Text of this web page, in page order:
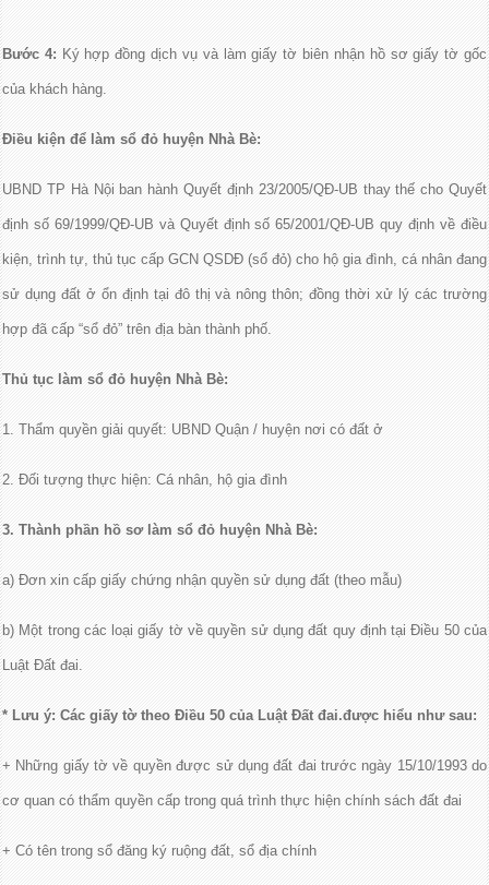
Bước 4:Ký hợp đồng dịch vụ và làm giấy tờ biên nhận hồ sơ giấy tờ gốc
của khách hàng.
Điều kiện để làm sổ đỏ huyện Nhà Bè:
UBND TP Hà Nội ban hành Quyết định 23/2005/QĐ-UB thay thế cho Quyết
định số 69/1999/QĐ-UB và Quyết định số 65/2001/QĐ-UB quy định về điều
kiện, trình tự, thủ tục cấp GCN QSDĐ (sổ đỏ) cho hộ gia đình, cá nhân đang
sử dụng đất ở ổn định tại đô thị và nông thôn; đồng thời xử lý các trường
hợp đã cấp “sổ đỏ” trên địa bàn thành phố.
Thủ tục làm sổ đỏ huyện Nhà Bè:
1. Thẩm quyền giải quyết: UBND Quận / huyện nơi có đất ở
2. Đối tượng thực hiện: Cá nhân, hộ gia đình
3. Thành phần hồ sơ làm sổ đỏ huyện Nhà Bè:
a) Đơn xin cấp giấy chứng nhận quyền sử dụng đất (theo mẫu)
b) Một trong các loại giấy tờ về quyền sử dụng đất quy định tại Điều 50 của
Luật Đất đai.
* Lưu ý: Các giấy tờ theo Điều 50 của Luật Đất đai.được hiểu như sau:
+ Những giấy tờ về quyền được sử dụng đất đai trước ngày 15/10/1993 do
cơ quan có thẩm quyền cấp trong quá trình thực hiện chính sách đất đai
+ Có tên trong sổ đăng ký ruộng đất, sổ địa chính